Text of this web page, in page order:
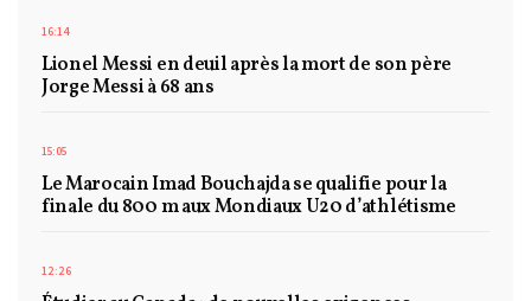
16:14
Lionel Messi en deuil après la mort de son père
Jorge Messi à 68 ans
15:05
Le Marocain Imad Bouchajda se qualifie pour la
finale du 800 m aux Mondiaux U20 d’athlétisme
12:26